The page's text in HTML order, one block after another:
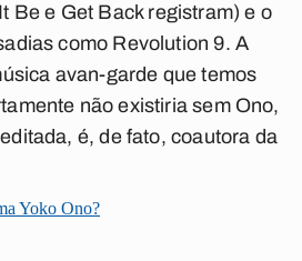
Be e Get Backregistram) e o
como Revolution 9. A
avan-garde que temos
não existiria sem Ono,
é, de fato, coautora da